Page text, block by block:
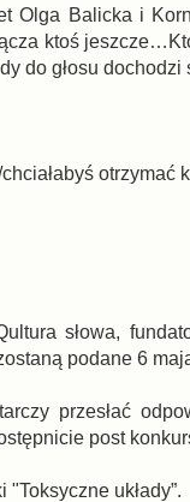
Olga Balicka i
ktoś
do głosu
otrzymać
słowa,
podane 6
przesłać
post
układy”.